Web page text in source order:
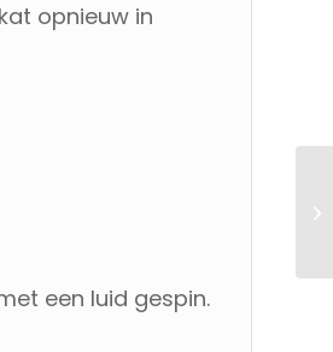
opnieuw in
een luid gespin.